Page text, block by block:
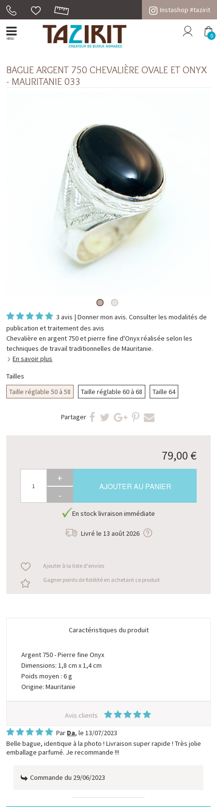
Instashop #tazirit
MENU 0
BAGUE ARGENT 750 CHEVALIÈRE OVALE ET ONYX
- MAURITANIE 033
3 avis |Donner mon avis. Consulter lesmodalités de
publication et traitement des avis
Chevalière en argent 750 et pierre fine d'Onyx réalisée selon les
techniques de travail traditionnelles de Mauritanie.
En savoir plus
Tailles
Taille réglable 50 à 58
Taille réglable 60 à 68 Taille 64
Partager
79,00 €
+
-
AJOUTER AU PANIER
En stock livraison immédiate
Livré le 13 août 2026
Ajouter à la liste d'envies
Gagner points de fidélité en achetant ce produit
Caractéristiques du produit
Argent 750 - Pierre fine Onyx
Dimensions: 1,8 cm x 1,4 cm
Poids moyen : 6 g
Origine: Mauritanie
Avis clients
Par Da, le13/07/2023
Belle bague, identique à la photo ! Livraison super rapide ! Très jolie
emballage parfumé. Je recommande !!!
Commande du 29/06/2023